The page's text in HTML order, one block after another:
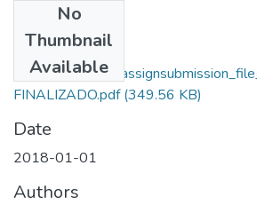
No
Thumbnail
Available
Caniggia Simões
FINALIZADO.pdf(349.56 KB)
Date
2018-01-01
Authors